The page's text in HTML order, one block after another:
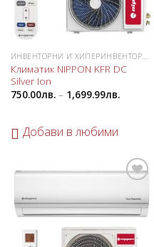
ИНВЕНТОРНИ И ХИПЕРИНВЕНТОРНИ КЛИМАТИЦИ
Климатик NIPPON KFR DC
Silver Ion
750.00лв.– 1,699.99лв.
Добави в любими
в
любими